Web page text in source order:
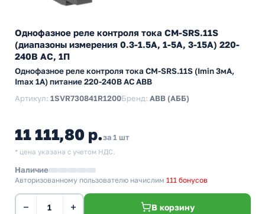
Однофазное реле контроля тока CM-SRS.11S
(диапазоны измерения 0.3-1.5А, 1-5A, 3-15A) 220-
240В AC, 1П
Однофазное реле контроля тока CM-SRS.11S (Imin 3мА,
Imax 1A) питание 220-240В AC ABB
Артикул: 1SVR730841R1200Бренд: ABB (АББ)
11 111,80 р.за 1 шт
* цена указана с учетом НДС.
Наличие
Авторизованному пользователю начислим 111 бонусов
− + В корзину